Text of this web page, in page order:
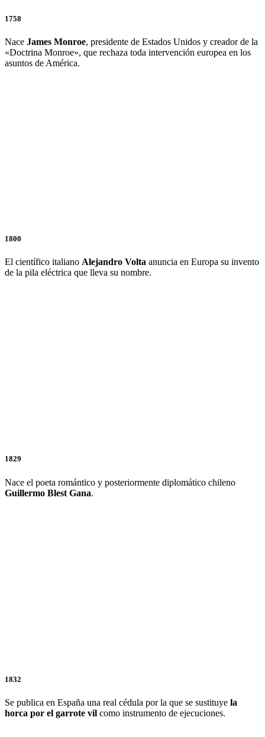
1758
Nace James Monroe, presidente de Estados Unidos y creador de la
«Doctrina Monroe», que rechaza toda intervención europea en los
asuntos de América.
1800
El científico italiano Alejandro Volta anuncia en Europa su invento
de la pila eléctrica que lleva su nombre.
1829
Nace el poeta romántico y posteriormente diplomático chileno
Guillermo Blest Gana.
1832
Se publica en España una real cédula por la que se sustituye la
horca por el garrote vil como instrumento de ejecuciones.